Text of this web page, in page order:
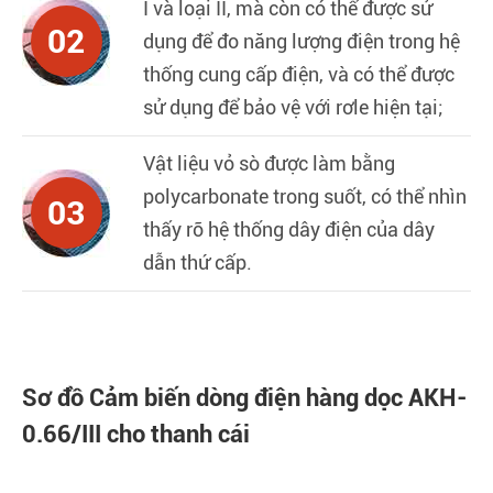
02
I và loại II, mà còn có thể được sử
dụng để đo năng lượng điện trong hệ
thống cung cấp điện, và có thể được
sử dụng để bảo vệ với rơle hiện tại;
03
Vật liệu vỏ sò được làm bằng
polycarbonate trong suốt, có thể nhìn
thấy rõ hệ thống dây điện của dây
dẫn thứ cấp.
Sơ đồ Cảm biến dòng điện hàng dọc AKH-
0.66/III cho thanh cái